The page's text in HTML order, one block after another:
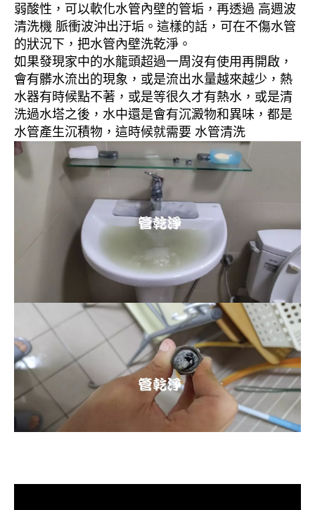
弱酸性，可以軟化水管內壁的管垢，再透過 高週波
清洗機 脈衝波沖出汙垢。這樣的話，可在不傷水管
的狀況下，把水管內壁洗乾淨。
如果發現家中的水龍頭超過一周沒有使用再開啟，
會有髒水流出的現象，或是流出水量越來越少，熱
水器有時候點不著，或是等很久才有熱水，或是清
洗過水塔之後，水中還是會有沉澱物和異味，都是
水管產生沉積物，這時候就需要 水管清洗